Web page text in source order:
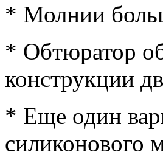
* Молнии
* Обтюратор
конструкции
* Еще один
силиконового